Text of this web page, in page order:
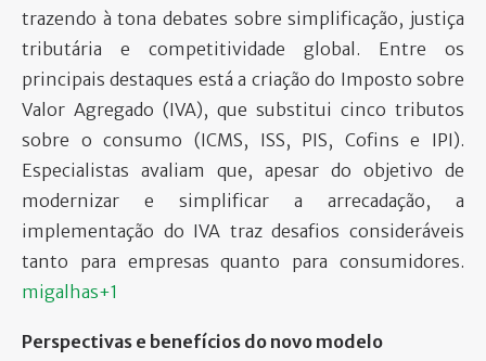
trazendo à tona debates sobre simplificação, justiça
tributária e competitividade global. Entre os
principais destaques está a criação do Imposto sobre
Valor Agregado (IVA), que substitui cinco tributos
sobre o consumo (ICMS, ISS, PIS, Cofins e IPI).
Especialistas avaliam que, apesar do objetivo de
modernizar e simplificar a arrecadação, a
implementação do IVA traz desafios consideráveis
tanto para empresas quanto para consumidores.
migalhas+1
Perspectivas e benefícios do novo modelo